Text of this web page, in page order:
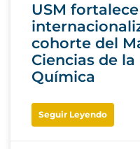
USM fortalece
cohorte del
Ciencias de
Química
Seguir Leyendo